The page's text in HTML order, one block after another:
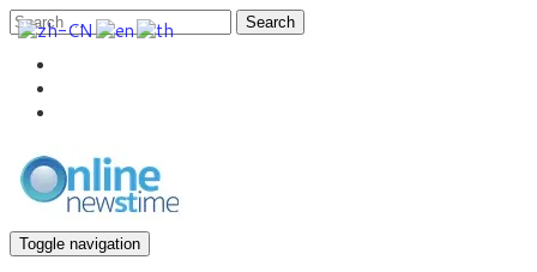
Search
Toggle navigation